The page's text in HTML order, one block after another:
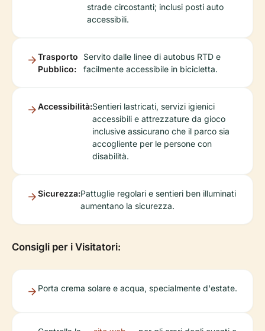
strade circostanti; inclusi posti auto
accessibili.
Trasporto
Pubblico:
Servito dalle linee di autobus RTD e
facilmente accessibile in bicicletta.
Accessibilità:Sentieri lastricati, servizi igienici
accessibili e attrezzature da gioco
inclusive assicurano che il parco sia
accogliente per le persone con
disabilità.
Sicurezza:Pattuglie regolari e sentieri ben illuminati
aumentano la sicurezza.
Consigli per i Visitatori:
Porta crema solare e acqua, specialmente d'estate.